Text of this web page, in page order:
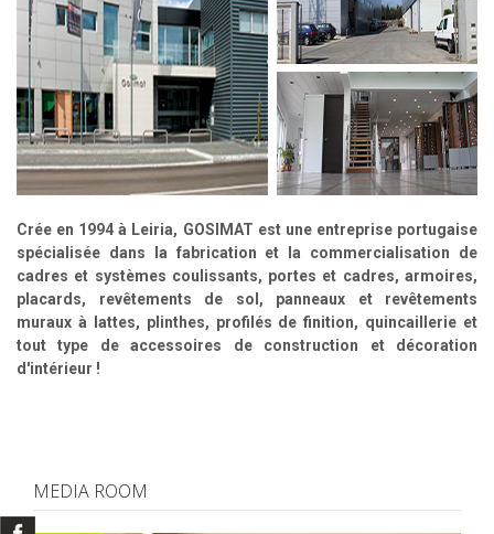
Crée en 1994 à Leiria, GOSIMAT est une entreprise portugaise
spécialisée dans la fabrication et la commercialisation de
cadres et systèmes coulissants, portes et cadres, armoires,
placards, revêtements de sol, panneaux et revêtements
muraux à lattes, plinthes, profilés de finition, quincaillerie et
tout type de accessoires de construction et décoration
d'intérieur !
MEDIA ROOM